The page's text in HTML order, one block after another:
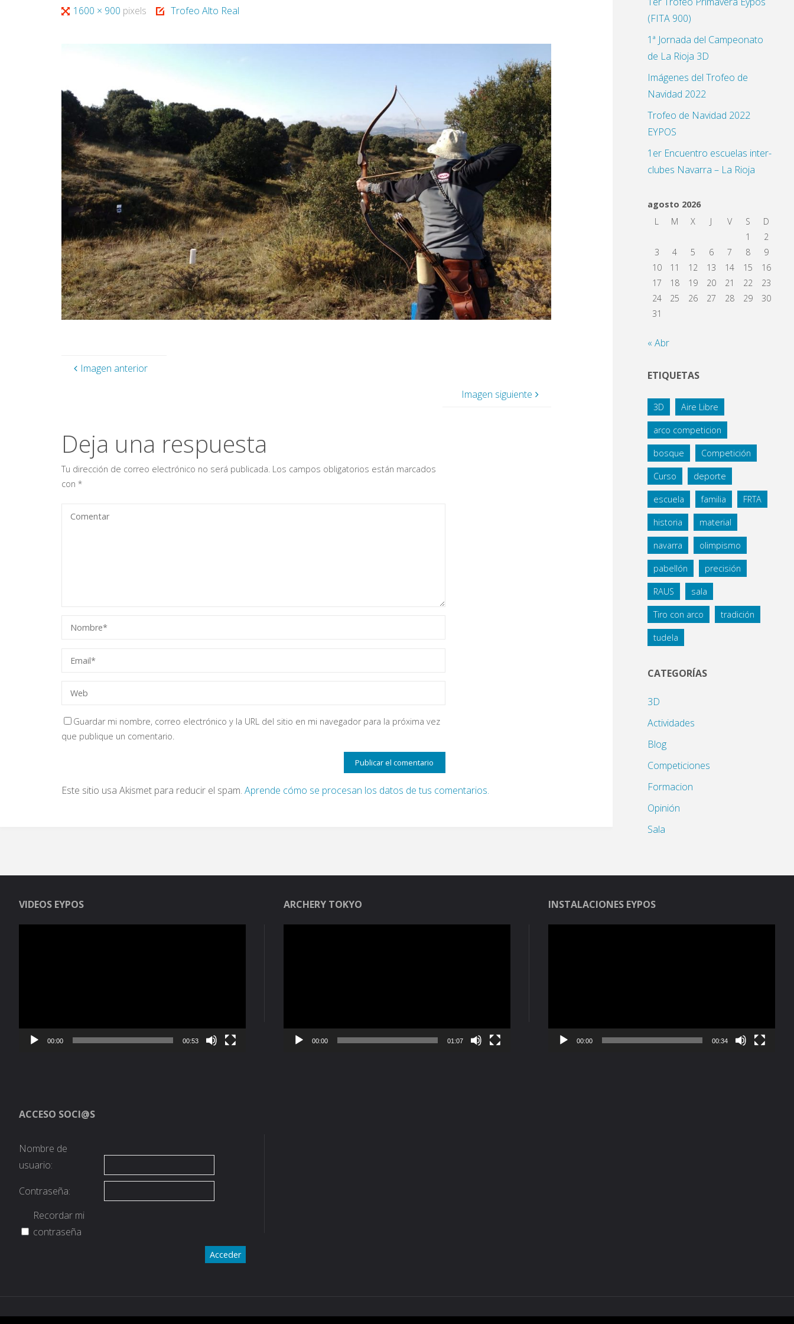
Tamaño
1600 × 900 pixels Trofeo Alto Real
Imagen anterior
Imagen siguiente
Deja una respuesta
Tu dirección de correo electrónico no será publicada. Los campos obligatorios están marcados
con *
Guardar mi nombre, correo electrónico y la URL del sitio en mi navegador para la próxima vez
que publique un comentario.
Este sitio usa Akismet para reducir el spam. Aprende cómo se procesan los datos de tus comentarios.
(FITA 900)
1ª Jornada del Campeonato
de La Rioja 3D
Imágenes del Trofeo de
Navidad 2022
Trofeo de Navidad 2022
EYPOS
1er Encuentro escuelas inter-
clubes Navarra – La Rioja
agosto 2026
L
M X J V S
D
1
2
3
4 5 6 7 8
9
10
11 12 13 14 15
16
17
18 19 20 21 22
23
24
25 26 27 28 29
30
31
« Abr
ETIQUETAS
3D Aire Libre
arco competicion
bosque Competición
Curso deporte
escuela familia FRTA
historia material
navarra olimpismo
pabellón precisión
RAUS sala
Tiro con arco tradición
tudela
CATEGORÍAS
3D
Actividades
Blog
Competiciones
Formacion
Opinión
Sala
VIDEOS EYPOS
00:00 00:53
ARCHERY TOKYO
00:00 01:07
INSTALACIONES EYPOS
00:00 00:34
ACCESO SOCI@S
Nombre de
usuario:
Contraseña:
Recordar mi
contraseña
Acceder